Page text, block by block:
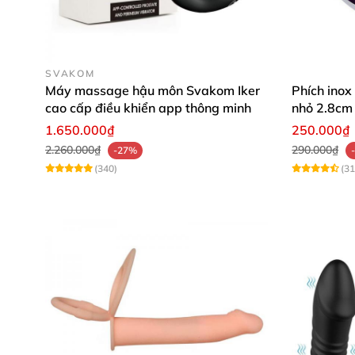
SVAKOM
Máy massage hậu môn Svakom Iker
cao cấp điều khiển app thông minh
1.650.000₫
2.260.000₫
-27%
(340)
Phích
nhỏ
250.000₫
290.000₫